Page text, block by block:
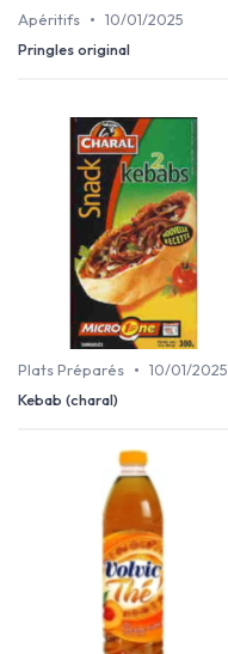
Apéritifs • 10/01/2025
Pringles original
Plats Préparés • 10/01/2025
Kebab (charal)